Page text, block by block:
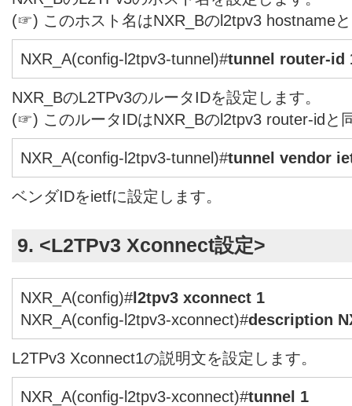
(☞) このホスト名はNXR_Bのl2tpv3 hostname
NXR_A(config-l2tpv3-tunnel)#tunnel router-id
NXR_BのL2TPv3のルータIDを設定します。
(☞) このルータIDはNXR_Bのl2tpv3 router-idと
NXR_A(config-l2tpv3-tunnel)#tunnel vendor
ベンダIDをietfに設定します。
9. <L2TPv3 Xconnect設定>
NXR_A(config)#l2tpv3 xconnect 1
NXR_A(config-l2tpv3-xconnect)#description
L2TPv3 Xconnect1の説明文を設定します。
NXR_A(config-l2tpv3-xconnect)#tunnel 1